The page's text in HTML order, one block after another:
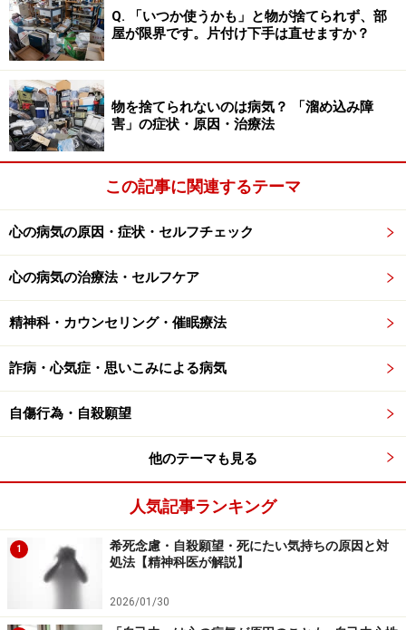
心理的サポートの得にくい生活環境
転職、転居など生活環境の変化
職場の人間関係などストレスの多い生活環境
心の病気に関係する脳内神経伝達物質
セロトニン、ドーパミン、ノルアドレナリ
ン……
神経伝達物質とは神経細胞から次の神経細胞へ情報をリ
レーする物質です。後ろの神経細胞は前の神経細胞から
神経伝達物質を受け取る事によって、さまざまな情報が
パミン、ノルアドレナリンなどがあり、それぞれ幅広い
生理機能を担っています。
心の病気の詳細なメカニズムは不明とは言え、多くの心
の病気では脳内神経伝達物質の働きに問題が生じている
事が分かっています。例えば、気分が大きく落ち込んで
しまい、日常生活に多大な支障が生じる「うつ病」の時
は、セロトニンの働きに問題が生じ、また、幻覚や妄想
Q. 「いつか使うかも」と物が捨てられず、部
屋が限界です。片付け下手は直せますか？
物を捨てられないのは病気？ 「溜め込み障
害」の症状・原因・治療法
この記事に関連するテーマ
心の病気の原因・症状・セルフチェック
心の病気の治療法・セルフケア
精神科・カウンセリング・催眠療法
詐病・心気症・思いこみによる病気
自傷行為・自殺願望
他のテーマも見る
人気記事ランキング
1
希死念慮・自殺願望・死にたい気持ちの原因と対
処法【精神科医が解説】
2026/01/30